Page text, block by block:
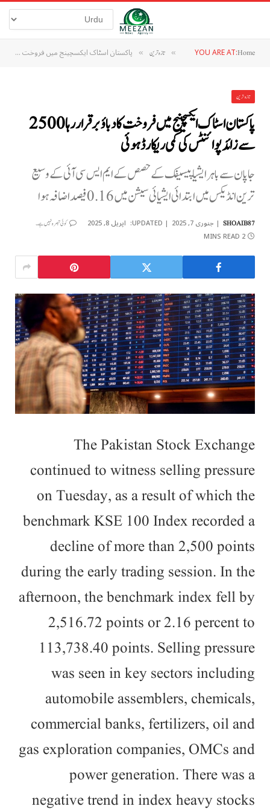
YOU ARE AT:Home
» تازہ ترین » پاکستان اسٹاک ایکسچینج میں فروخت کا دباؤ برقرار رہا 2500 سے زائد پوائنٹس کی کمی ریکارڈ ہوئی
تازہ ترین
پاکستان اسٹاک ایکسچینج میں فروخت کا دباؤ برقرار رہا 2500
سے زائد پوائنٹس کی کمی ریکارڈ ہوئی
جاپان سے باہر ایشیا پیسیفک کے حصص کے ایم ایس سی آئی کے وسیع
ترین انڈیکس میں ابتدائی ایشیائی سیشن میں 0.16 فیصد اضافہ ہوا
SHOAIB87 جنوری 7, 2025 UPDATED: اپریل 8, 2025 کوئی تبصرہ نہیں ہے۔
2 MINS READ
The Pakistan Stock Exchange
continued to witness selling pressure
on Tuesday, as a result of which the
benchmark KSE 100 Index recorded a
decline of more than 2,500 points
during the early trading session. In the
afternoon, the benchmark index fell by
2,516.72 points or 2.16 percent to
113,738.40 points. Selling pressure
was seen in key sectors including
automobile assemblers, chemicals,
commercial banks, fertilizers, oil and
gas exploration companies, OMCs and
power generation. There was a
negative trend in index heavy stocks